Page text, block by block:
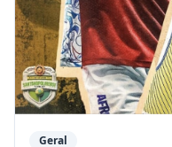
Geral